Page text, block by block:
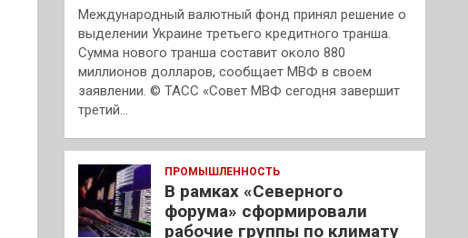
Международный валютный фонд принял решение о
выделении Украине третьего кредитного транша.
Сумма нового транша составит около 880
миллионов долларов, сообщает МВФ в своем
заявлении. © ТАСС «Совет МВФ сегодня завершит
третий…
ПРОМЫШЛЕННОСТЬ
В рамках «Северного
форума» сформировали
рабочие группы по климату